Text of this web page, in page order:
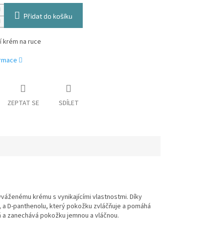
Přidat do košíku
krém na ruce
ZEPTAT SE SDÍLET
krému s vynikajícími vlastnostmi. Díky
D-panthenolu, který pokožku zvláčňuje a pomáhá
zanechává pokožku jemnou a vláčnou.